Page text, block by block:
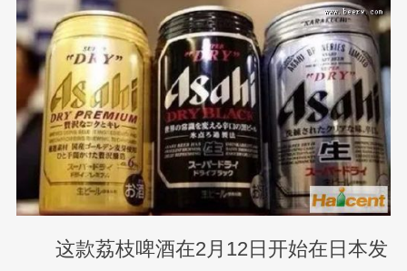
这款荔枝啤酒在2月12日开始在日本发